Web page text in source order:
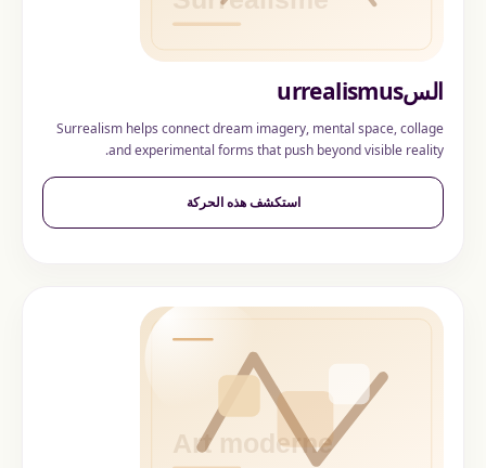
السurrealismus
Surrealism helps connect dream imagery, mental space, collage
and experimental forms that push beyond visible reality.
استكشف هذه الحركة